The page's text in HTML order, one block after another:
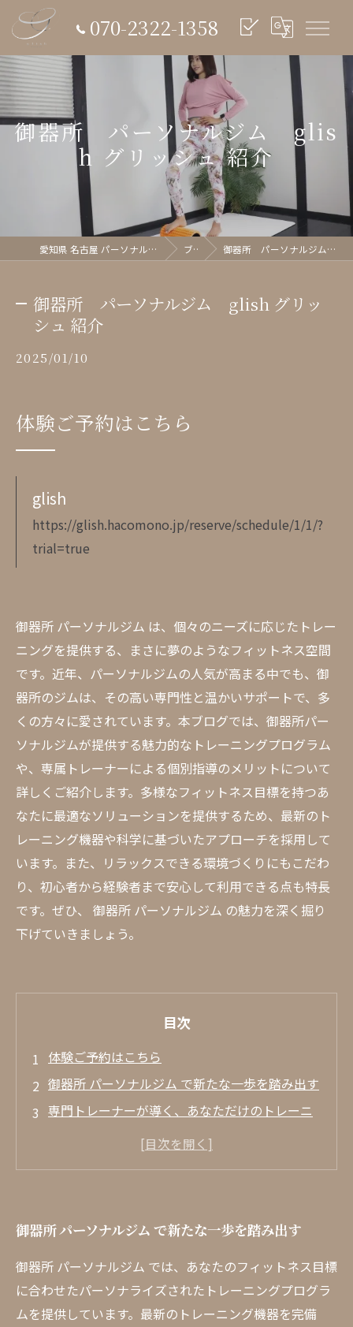
070-2322-1358
御器所 パーソナルジム glis
h グリッシュ 紹介
愛知県 名古屋 パーソナルジム glish《グリッシュ》 ブログ 御器所 パーソナルジム glish グリッシュ 紹介
御器所 パーソナルジム glish グリッ
シュ 紹介
2025/01/10
体験ご予約はこちら
glish
https://glish.hacomono.jp/reserve/schedule/1/1/?
trial=true
御器所 パーソナルジム は、個々のニーズに応じたトレー
ニングを提供する、まさに夢のようなフィットネス空間
です。近年、パーソナルジムの人気が高まる中でも、御
器所のジムは、その高い専門性と温かいサポートで、多
くの方々に愛されています。本ブログでは、御器所パー
ソナルジムが提供する魅力的なトレーニングプログラム
や、専属トレーナーによる個別指導のメリットについて
詳しくご紹介します。多様なフィットネス目標を持つあ
なたに最適なソリューションを提供するため、最新のト
レーニング機器や科学に基づいたアプローチを採用して
います。また、リラックスできる環境づくりにもこだわ
り、初心者から経験者まで安心して利用できる点も特長
です。ぜひ、 御器所 パーソナルジム の魅力を深く掘り
下げていきましょう。
目次
体験ご予約はこちら
御器所 パーソナルジム で新たな一歩を踏み出す
専門トレーナーが導く、あなただけのトレーニ
の効果
初心者から経験者まで、全ての人をサポートす
るジム
科学に基づいたアプローチで見える成果
御器所 パーソナルジム で新たな一歩を踏み出す
御器所 パーソナルジム では、あなたのフィットネス目標
に合わせたパーソナライズされたトレーニングプログラ
ムを提供しています。最新のトレーニング機器を完備